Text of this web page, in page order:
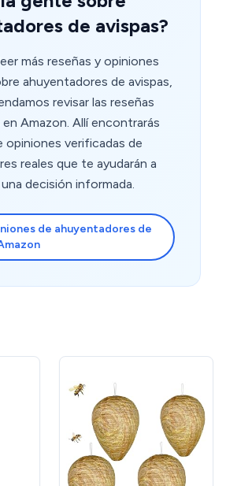
de avispas?
más reseñas y opiniones
ahuyentadores de avispas,
revisar las reseñas
Amazon. Allí encontrarás
opiniones verificadas de
reales que te ayudarán a
decisión informada.
de ahuyentadores de